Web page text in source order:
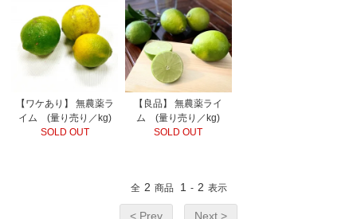
【ワケあり】 無農薬ラ
イム (量り売り／kg)
SOLD OUT
【良品】 無農薬ライ
ム (量り売り／kg)
SOLD OUT
全 2 商品 1 - 2 表示
< Prev Next >